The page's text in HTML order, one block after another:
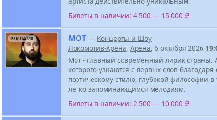
Билеты в наличии: 4 500 — 15 000
РЕКЛАМА МОТ — Концерты и Шоу
Локомотив-Арена, Арена, 6 октября 2026
Мот - главный современный лирик страны.
которого узнаются с первых слов
поэтическому стилю, глубокой философии в
легко запоминающимся мелодиям.
Билеты в наличии: 2 500 — 10 000